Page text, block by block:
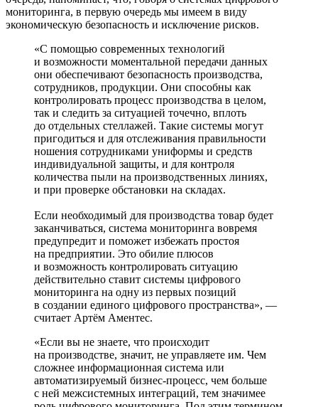
мониторинга, в первую очередь мы имеем в виду
экономическую безопасность и исключение рисков.
«С помощью современных технологий
и возможности моментальной передачи данных
они обеспечивают безопасность производства,
сотрудников, продукции. Они способны как
контролировать процесс производства в целом,
так и следить за ситуацией точечно, вплоть
до отдельных стеллажей. Такие системы могут
пригодиться и для отслеживания правильности
ношения сотрудниками униформы и средств
индивидуальной защиты, и для контроля
количества пыли на производственных линиях,
и при проверке обстановки на складах.
Если необходимый для производства товар будет
заканчиваться, система мониторинга вовремя
предупредит и поможет избежать простоя
на предприятии. Это обилие плюсов
и возможность контролировать ситуацию
действительно ставит системы цифрового
мониторинга на одну из первых позиций
в создании единого цифрового пространства», —
считает Артём Аментес.
«Если вы не знаете, что происходит
на производстве, значит, не управляете им. Чем
сложнее информационная система или
автоматизируемый бизнес-­процесс, чем больше
с ней межсистемных интеграций, тем значимее